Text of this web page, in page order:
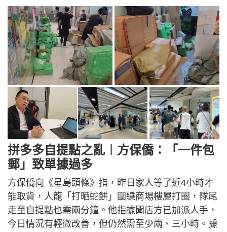
拼多多自提點之亂︱方保僑：「一件包
郵」致單據過多
方保僑向《星島頭條》指，昨日家人等了近4小時才
能取貨，人龍「打晒蛇餅」圍繞商場樓層打圈，隊尾
走至自提點也需兩分鐘。他指據聞店方已加派人手，
今日情況有輕微改善，但仍然需至少兩、三小時。據